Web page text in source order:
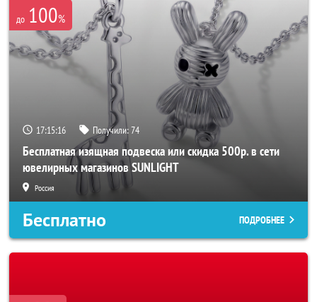
до 100%
17:15:14 Получили:74
Бесплатная изящная подвеска или скидка 500р. в сети
ювелирных магазинов SUNLIGHT
Россия
Бесплатно ПОДРОБНЕЕ